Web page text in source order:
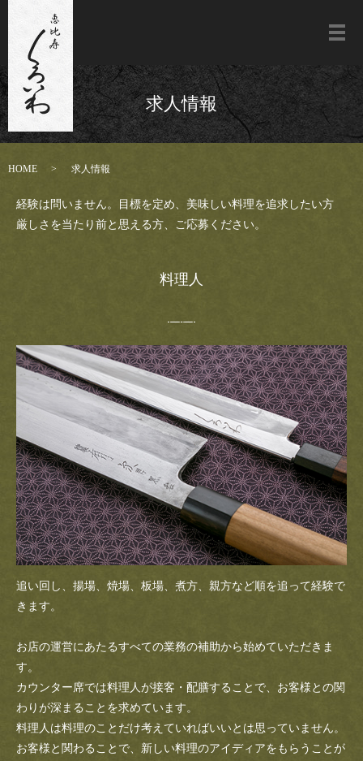
メ
求人情報
HOME 求人情報
経験は問いません。目標を定め、美味しい料理を追求したい方
厳しさを当たり前と思える方、ご応募ください。
料理人
追い回し、揚場、焼場、板場、煮方、親方など順を追って経験で
きます。
お店の運営にあたるすべての業務の補助から始めていただきま
す。
カウンター席では料理人が接客・配膳することで、お客様との関
わりが深まることを求めています。
料理人は料理のことだけ考えていればいいとは思っていません。
お客様と関わることで、新しい料理のアイディアをもらうことが